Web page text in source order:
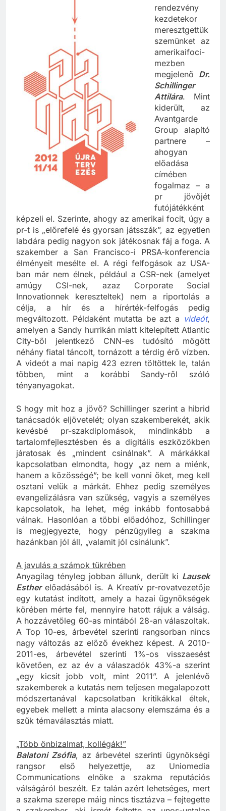
Már a
rendezvény
kezdetekor
meresztgettük
szemünket az
amerikaifoci-
mezben
megjelenő
Schillinger
Attilára . Mint
kiderült, az
Avantgarde
Group alapító
partnere –
ahogyan
előadása
címében
fogalmaz – a
pr jövőjét
futójátékként
képzeli el. Szerinte, ahogy az amerikai focit, úgy a
pr-t is „előrefelé és gyorsan játsszák”, az egyetlen
labdára pedig nagyon sok játékosnak fáj a foga. A
szakember a San Francisco-i PRSA-konferencia
élményeit mesélte el. A régi felfogások az USA-
ban már nem élnek, például a CSR-nek (amelyet
amúgy CSI-nek, azaz Corporate Social
Innovationnek kereszteltek) nem a riportolás a
célja, a hír és a hírérték-felfogás pedig
megváltozott. Példaként mutatta be azt avideót,
amelyen a Sandy hurrikán miatt kitelepített Atlantic
City-ből jelentkező CNN-es tudósító mögött
néhány fiatal táncolt, tornázott a térdig érő vízben.
A videót a mai napig 423 ezren töltöttek le, talán
többen, mint a korábbi Sandy-ről szóló
S hogy mit hoz a jövő? Schillinger szerint a hibrid
tanácsadók eljövetelét; olyan szakemberekét, akik
kevésbé pr-szakdiplomások, mindinkább a
tartalomfejlesztésben és a digitális eszközökben
járatosak és „mindent csinálnak”. A márkákkal
kapcsolatban elmondta, hogy „az nem a miénk,
hanem a közösségé”; be kell vonni őket, meg kell
osztani velük a márkát. Ehhez pedig személyes
evangelizálásra van szükség, vagyis a személyes
kapcsolatok, ha lehet, még inkább fontosabbá
válnak. Hasonlóan a többi előadóhoz, Schillinger
is megjegyezte, hogy pénzügyileg a szakma
A javulás a számok tükrében
Anyagilag tényleg jobban állunk, derült kiLausek
Estherelőadásából is. A Kreatív pr-rovatvezetője
egy kutatást indított, amely a hazai ügynökségek
körében mérte fel, mennyire hatott rájuk a válság.
A hozzávetőleg 60-as mintából 28-an válaszoltak.
A Top 10-es, árbevétel szerinti rangsorban nincs
nagy változás az előző évekhez képest. A 2010-
2011-es, árbevétel szerinti 1%-os visszaesést
követően, ez az év a válaszadók 43%-a szerint
„egy kicsit jobb volt, mint 2011”. A jelenlévő
szakemberek a kutatás nem teljesen megalapozott
módszertanával kapcsolatban kritikákkal éltek,
egyebek mellett a minta alacsony elemszáma és a
„Több önbizalmat, kollégák!”
Balatoni Zsófia , az árbevétel szerinti ügynökségi
rangsor első helyezettje, az Uniomedia
Communications elnöke a szakma reputációs
válságáról beszélt. Ez talán azért lehetséges, mert
a szakma szerepe máig nincs tisztázva – fejtegette